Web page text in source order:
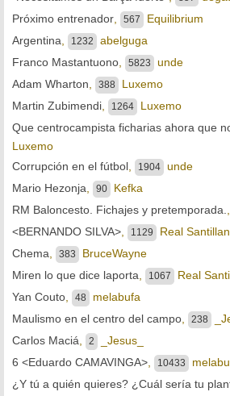
Próximo entrenador
567
Equilibrium
Argentina
1232
abelguga
Franco Mastantuono
5823
unde
Adam Wharton
388
Luxemo
Martin Zubimendi
1264
Luxemo
Que centrocampista ficharias ahora que
Luxemo
Corrupción en el fútbol
1904
unde
Mario Hezonja
90
Kefka
RM Baloncesto. Fichajes y pretemporada.
<BERNANDO SILVA>
1129
Real
Chema
383
BruceWayne
Miren lo que dice laporta
1067
Real
Yan Couto
48
melabufa
Maulismo en el centro del campo
238
Carlos Maciá
2
_Jesus_
6 <Eduardo CAMAVINGA>
10433
¿Y tú a quién quieres? ¿Cuál sería tu